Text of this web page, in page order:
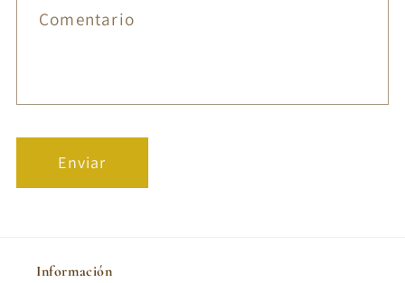
Comentario
Enviar
Información